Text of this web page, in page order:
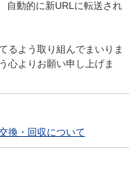
自動的に新URLに転送され
るよう取り組んでまいりま
心よりお願い申し上げま
換・回収について